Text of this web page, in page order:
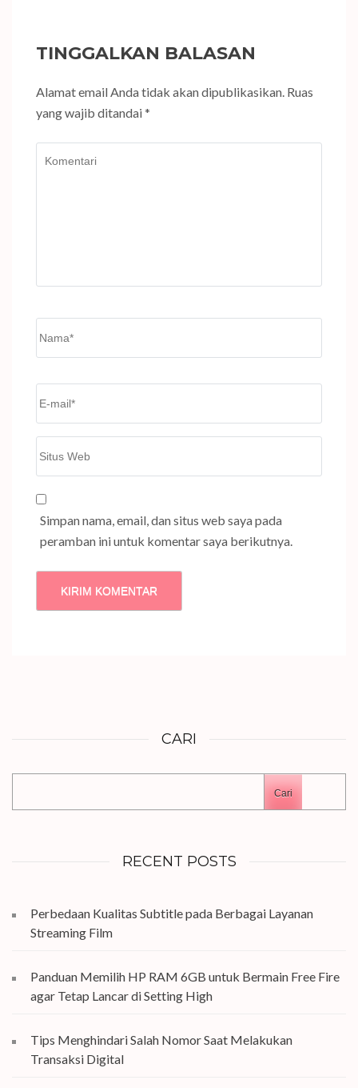
TINGGALKAN BALASAN
Alamat email Anda tidak akan dipublikasikan. Ruas
yang wajib ditandai*
Simpan nama, email, dan situs web saya pada
peramban ini untuk komentar saya berikutnya.
CARI
Cari
RECENT POSTS
Perbedaan Kualitas Subtitle pada Berbagai Layanan
Streaming Film
Panduan Memilih HP RAM 6GB untuk Bermain Free Fire
agar Tetap Lancar di Setting High
Tips Menghindari Salah Nomor Saat Melakukan
Transaksi Digital